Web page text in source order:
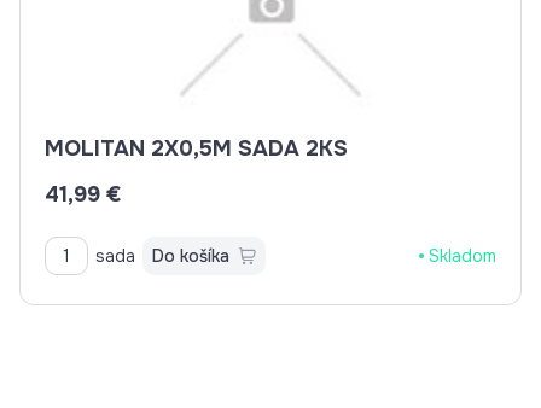
MOLITAN 2X0,5M SADA 2KS
41,99 €
sada Do košíka Skladom